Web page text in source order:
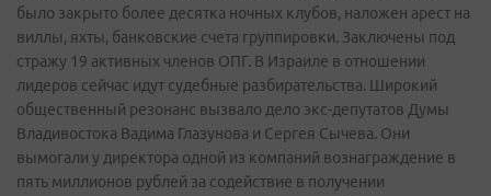
было закрыто более десятка ночных клубов, наложен арест на
виллы, яхты, банковские счета группировки. Заключены под
стражу 19 активных членов ОПГ. В Израиле в отношении
лидеров сейчас идут судебные разбирательства. Широкий
общественный резонанс вызвало дело экс-депутатов Думы
Владивостока Вадима Глазунова и Сергея Сычева. Они
вымогали у директора одной из компаний вознаграждение в
пять миллионов рублей за содействие в получении